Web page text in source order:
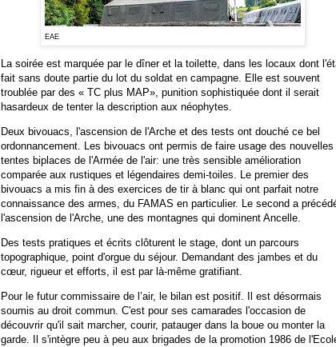
EAE
La soirée est marquée par le dîner et la toilette, dans les locaux dont
fait sans doute partie du lot du soldat en campagne. Elle est souvent
troublée par des « TC plus MAP», punition sophistiquée dont il serait
hasardeux de tenter la description aux néophytes.
Deux bivouacs, l'ascension de l'Arche et des tests ont douché ce bel
ordonnancement. Les bivouacs ont permis de faire usage des nouvelles
tentes biplaces de l'Armée de l'air: une très sensible amélioration
comparée aux rustiques et légendaires demi-toiles. Le premier des
bivouacs a mis fin à des exercices de tir à blanc qui ont parfait notre
connaissance des armes, du FAMAS en particulier. Le second a
l'ascension de l'Arche, une des montagnes qui dominent Ancelle.
Des tests pratiques et écrits clôturent le stage, dont un parcours
topographique, point d'orgue du séjour. Demandant des jambes et du
cœur, rigueur et efforts, il est par là-même gratifiant.
Pour le futur commissaire de l’air, le bilan est positif. Il est désormais
soumis au droit commun. C'est pour ses camarades l'occasion de
découvrir qu'il sait marcher, courir, patauger dans la boue ou monter la
garde. Il s'intègre peu à peu aux brigades de la promotion 1986 de